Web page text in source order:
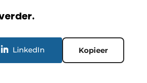
LinkedIn Kopieer